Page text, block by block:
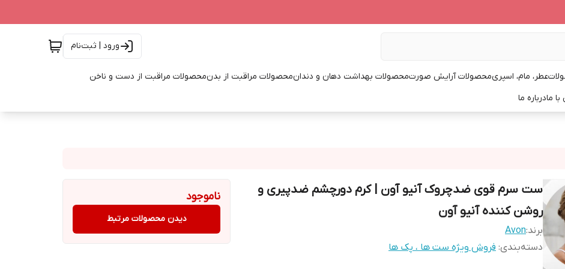
ورود | ثبت‌نام
عطر، مام، اسپریمحصولات آرایش صورتمحصولات بهداشت دهان و دندانمحصولات مراقبت از بدنمحصولات مراقبت از دست و ناخن
مادرباره ما
ست سرم قوی ضدچروک آنیو آون | کرم دورچشم ضدپیری و
روشن کننده آنیو آون
برند:Avon
دسته‌بندی: فروش ویژه ست ها ، پک ها
ناموجود
دیدن محصولات مرتبط